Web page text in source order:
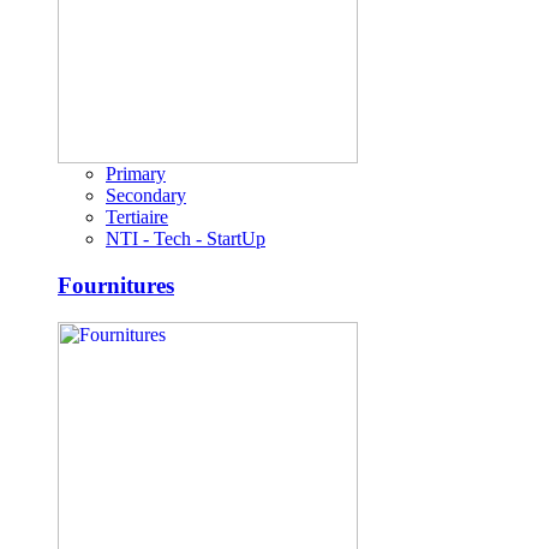
Primary
Secondary
Tertiaire
NTI - Tech - StartUp
Fournitures